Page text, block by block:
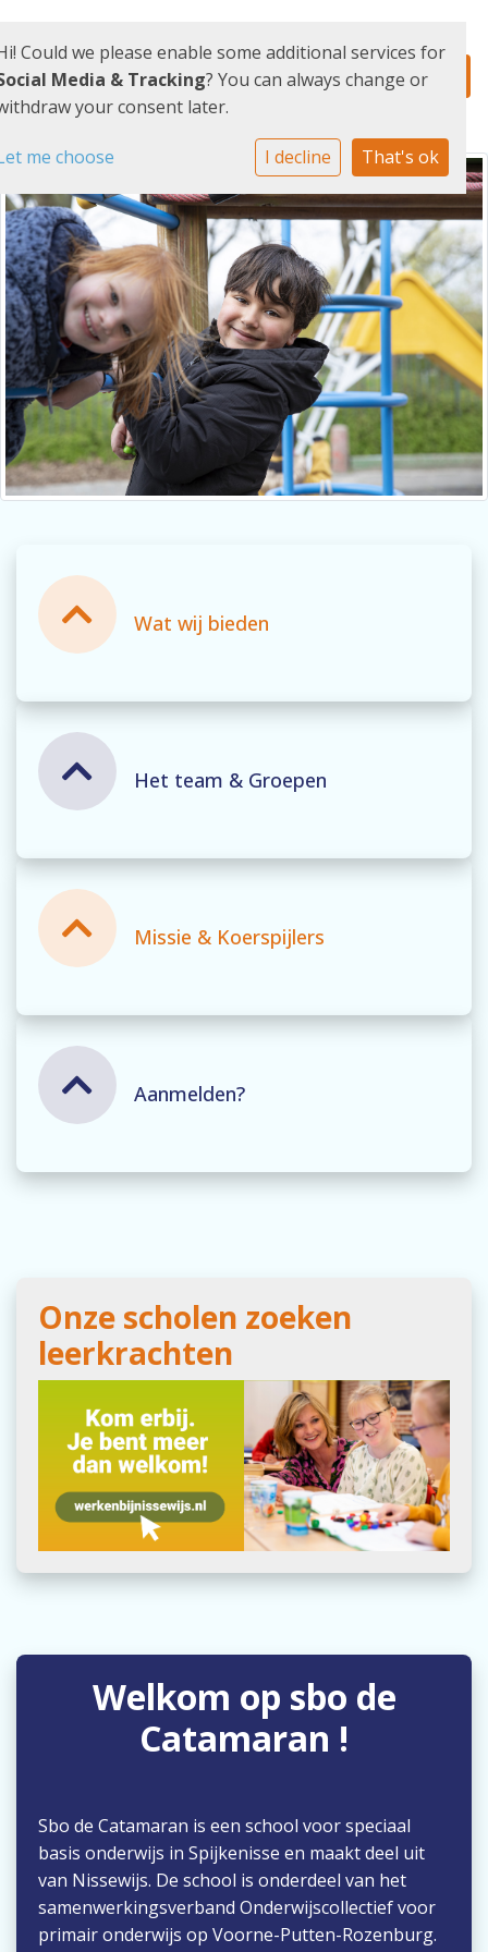
SBO de Catamaran
Speciaal voor jou
Wat wij bieden
Het team & Groepen
Missie & Koerspijlers
Aanmelden?
Onze scholen zoeken
leerkrachten
Welkom op sbo de
Catamaran !
Sbo de Catamaran is een school voor speciaal
basis onderwijs in Spijkenisse en maakt deel uit
van Nissewijs. De school is onderdeel van het
samenwerkingsverband Onderwijscollectief voor
primair onderwijs op Voorne-Putten-Rozenburg.
Could we please enable some additional services for
Media & Tracking? You can always change or
your consent later.
me choose I decline That's ok